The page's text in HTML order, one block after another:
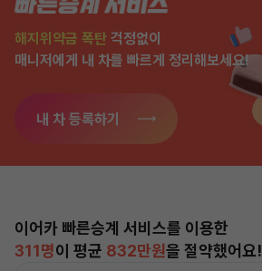
해지위약금 폭탄 걱정없이
매니저에게 내 차를 빠르게 정리해보세요!
내 차 등록하기
이어카 빠른승계 서비스를 이용한
311명이 평균 832만원을 절약했어요!